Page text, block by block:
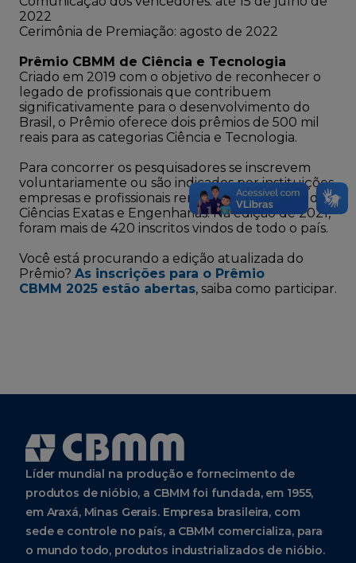
2022
Cerimônia de Premiação: agosto de 2022
Prêmio CBMM de Ciência e Tecnologia
Criado em 2019 com o objetivo de reconhecer o
legado de profissionais que contribuem
significativamente para o desenvolvimento do
Brasil, o Prêmio oferece dois prêmios de 500 mil
reais para as categorias Ciência e Tecnologia.
Para concorrer os pesquisadores se inscrevem
voluntariamente ou são indicados por instituições,
empresas e profissionais renomados nas áreas de
Ciências Exatas e Engenharias. Na edição de 2021,
foram mais de 420 inscritos vindos de todo o país.
Você está procurando a edição atualizada do
Prêmio? As inscrições para o Prêmio
CBMM 2025 estão abertas, saiba como participar.
Líder mundial na produção e fornecimento de
produtos de nióbio, a CBMM foi fundada, em 1955,
em Araxá, Minas Gerais. Empresa brasileira, com
sede e controle no país, a CBMM comercializa, para
o mundo todo, produtos industrializados de nióbio.